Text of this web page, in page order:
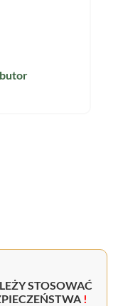
STOSOWAĆ
!